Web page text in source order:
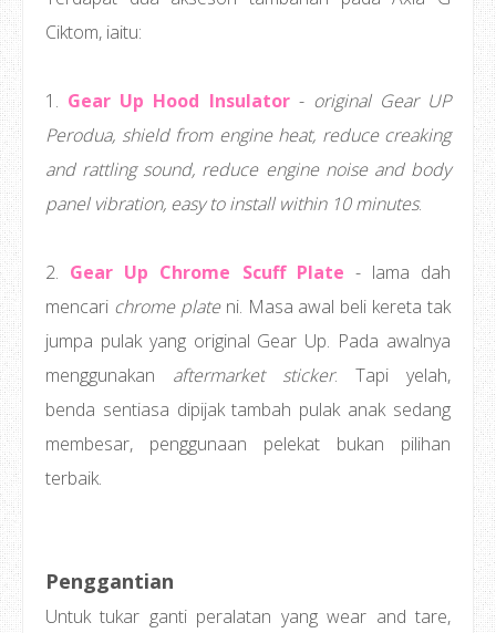
Ciktom, iaitu:
1. Gear Up Hood Insulator- original Gear UP
Perodua, shield from engine heat, reduce creaking
and rattling sound, reduce engine noise and body
panel vibration, easy to install within 10 minutes.
2. Gear Up Chrome Scuff Plate - lama dah
mencari chrome plateni. Masa awal beli kereta tak
jumpa pulak yang original Gear Up. Pada awalnya
menggunakan aftermarket sticker. Tapi yelah,
benda sentiasa dipijak tambah pulak anak sedang
membesar, penggunaan pelekat bukan pilihan
terbaik.
Penggantian
Untuk tukar ganti peralatan yang wear and tare,